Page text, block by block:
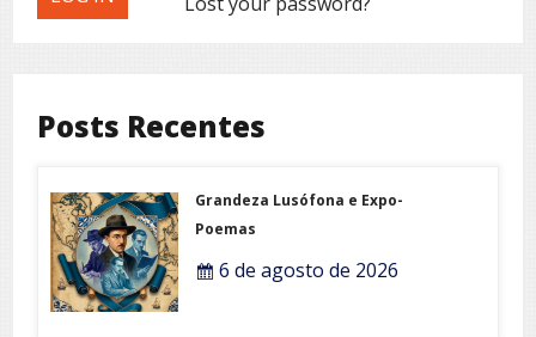
Posts Recentes
Grandeza Lusófona e Expo-
Poemas
6 de agosto de 2026